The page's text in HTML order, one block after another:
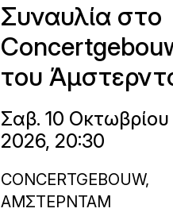
Συναυλία στο
του
Σαβ. 10 Οκτωβρίου
2026, 20:30
CONCERTGEBOUW,
ΑΜΣΤΕΡΝΤΑΜ